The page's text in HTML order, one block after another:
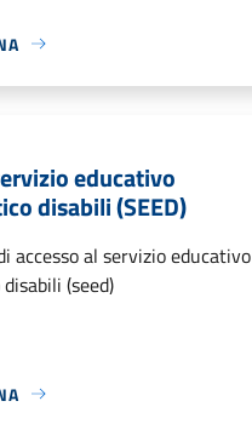
educativo
disabili (SEED)
accesso al servizio educativo
(seed)